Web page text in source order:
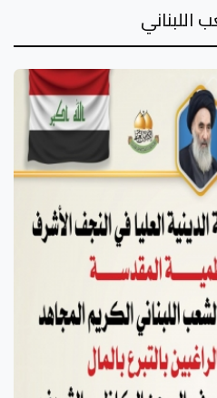
اللبناني